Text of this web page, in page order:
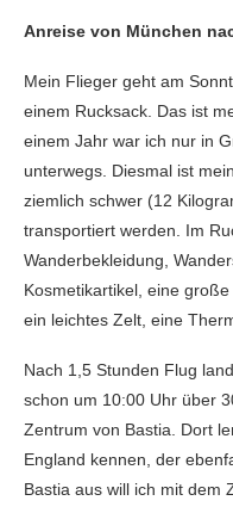
Anreise von München
Mein Flieger geht am
einem Rucksack. Das ist
einem Jahr war ich nur in
unterwegs. Diesmal ist
ziemlich schwer (12
transportiert werden. Im
Wanderbekleidung,
Kosmetikartikel, eine
ein leichtes Zelt, eine
Nach 1,5 Stunden Flug
schon um 10:00 Uhr über
Zentrum von Bastia. Dort
England kennen, der
Bastia aus will ich mit dem